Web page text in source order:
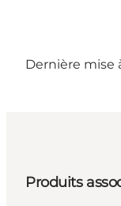
Dernière mise
Produits